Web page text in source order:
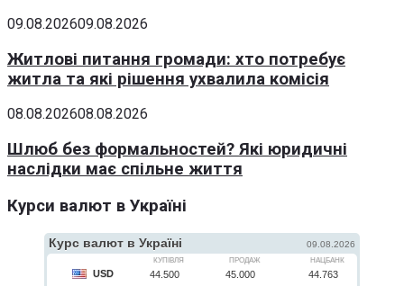
09.08.202609.08.2026
Житлові питання громади: хто потребує
житла та які рішення ухвалила комісія
08.08.202608.08.2026
Шлюб без формальностей? Які юридичні
наслідки має спільне життя
Курси валют в Україні